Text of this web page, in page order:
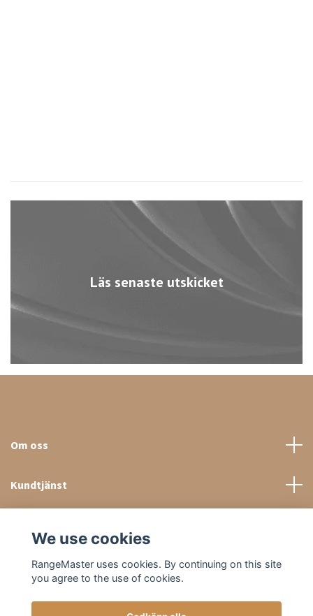
Läs senaste utskicket
Om oss
Kundtjänst
We use cookies
RangeMaster uses cookies. By continuing on this site
you agree to the use of cookies.